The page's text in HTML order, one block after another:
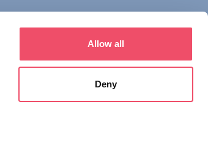
Allow all
Deny